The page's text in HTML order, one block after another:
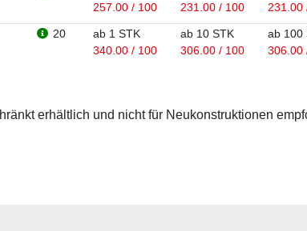
257.00 / 100
231.00 / 100
231.00
20
ab 1 STK
340.00 / 100
ab 10 STK
306.00 / 100
ab 100
306.00
erhältlich und nicht für Neukonstruktionen